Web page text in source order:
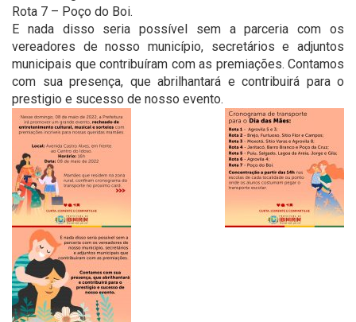
Rota 7 – Poço do Boi.
E nada disso seria possível sem a parceria com os
vereadores de nosso município, secretários e adjuntos
municipais que contribuíram com as premiações. Contamos
com sua presença, que abrilhantará e contribuirá para o
prestigio e sucesso de nosso evento.